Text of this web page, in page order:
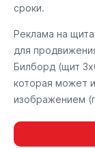
сроки.
Реклама на
для
Билборд (щит
которая может
изображением